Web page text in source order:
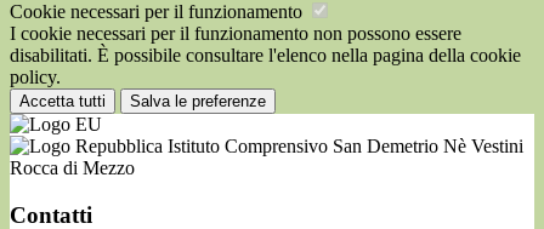
Cookie necessari per il funzionamento
I cookie necessari per il funzionamento non possono essere
disabilitati. È possibile consultare l'elenco nella pagina della cookie
policy.
Accetta tutti Salva le preferenze
Istituto Comprensivo San Demetrio Nè Vestini
Rocca di Mezzo
Contatti